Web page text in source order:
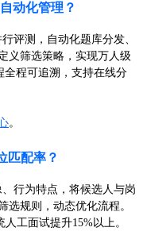
动化管理？
评测，自动化题库分发、
义筛选策略，实现万人级
全程可追溯，支持在线分
。
匹配率？
行为特点，将候选人与岗
选规则，动态优化流程。
工面试提升15%以上。